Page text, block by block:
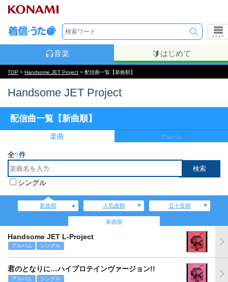
メニュー
音楽 はじめて
TOP > Handsome JET Project > 配信曲一覧【新曲順】
Handsome JET Project
配信曲一覧【新曲順】
楽曲 アルバム
全9件
シングル
新曲順 人気曲順 五十音順
新曲順
Handsome JET L-Project
アルバム シングル
君のとなりに…ハイプロテインヴァージョン!!
アルバム シングル